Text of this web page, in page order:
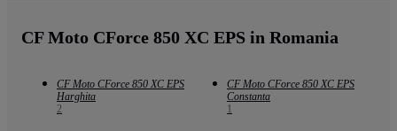
CF Moto CForce 850 XC EPS in Romania
CF Moto CForce 850 XC EPS
Harghita
2
CF Moto CForce 850 XC EPS
Constanta
1